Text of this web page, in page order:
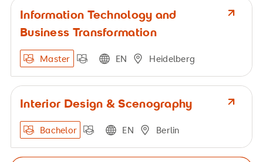
Information Technology and
Business Transformation
Master EN Heidelberg
Interior Design & Scenography
Bachelor EN Berlin